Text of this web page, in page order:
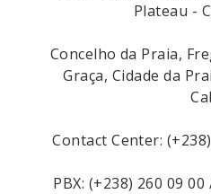
Plateau -
Concelho da Praia,
Graça, Cidade da
Contact Center:
PBX: (+238) 260 09